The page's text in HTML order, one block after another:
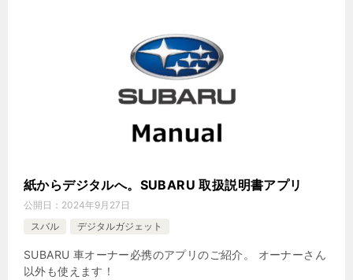
紙からデジタルへ。SUBARU 取扱説明書アプリ
公開日： 2024年9月27日
スバル
デジタルガジェット
SUBARU 車オーナー必携のアプリのご紹介。 オーナーさん
以外も使えます！